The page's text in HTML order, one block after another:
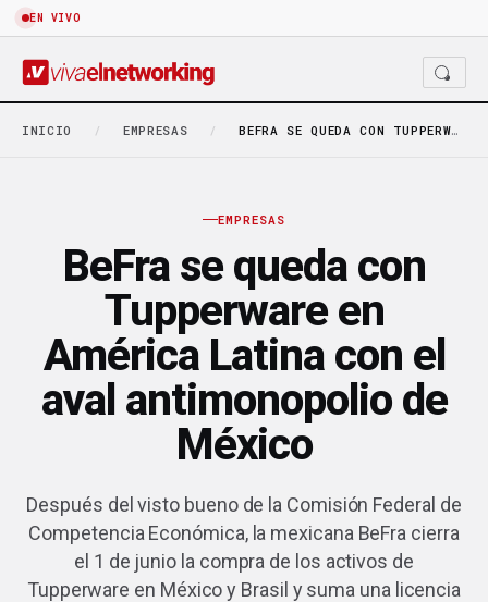
EN VIVO
INICIO / EMPRESAS / BEFRA SE QUEDA CON TUPPERWARE EN AMÉRICA LATINA…
EMPRESAS
BeFra se queda con
Tupperware en
América Latina con el
aval antimonopolio de
México
Después del visto bueno de la Comisión Federal de
Competencia Económica, la mexicana BeFra cierra
el 1 de junio la compra de los activos de
Tupperware en México y Brasil y suma una licencia